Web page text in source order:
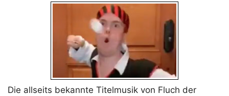
Die allseits bekannte Titelmusik von Fluch der